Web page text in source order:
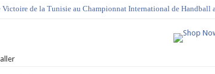
Victoire de la Tunisie au Championnat International de Handball